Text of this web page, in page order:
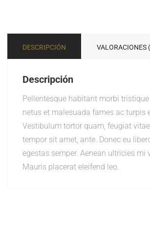
DESCRIPCIÓN VALORACIONES
Descripción
Pellentesque habitant morbi
netus et malesuada fames ac turpis
Vestibulum tortor quam, feugiat
tempor sit amet, ante. Donec eu
egestas semper. Aenean ultricies mi
Mauris placerat eleifend leo.